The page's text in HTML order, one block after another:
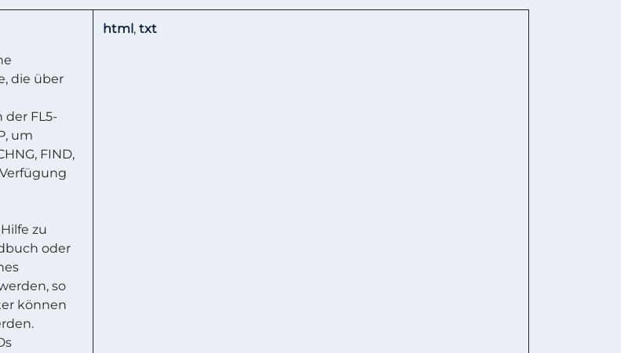
die über
der FL5-
um
FIND,
zu
oder
so
können
html , txt